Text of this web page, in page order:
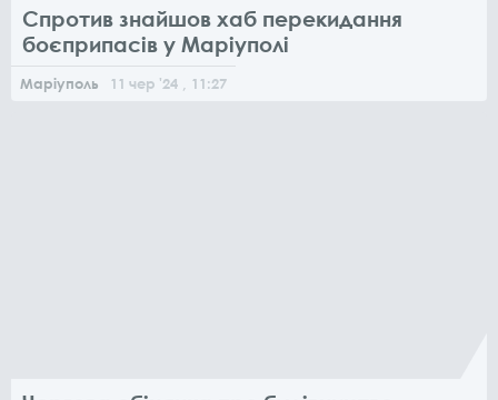
Спротив знайшов хаб перекидання
боєприпасів у Маріуполі
Маріуполь 11 чер '24 , 11:27